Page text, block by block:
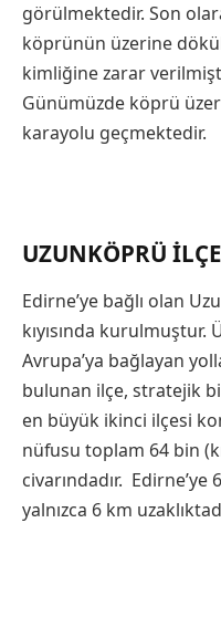
görülmektedir. Son
köprünün üzerine
kimliğine zarar
Günümüzde köprü
karayolu geçmektedir.
UZUNKÖPRÜ
Edirne’ye bağlı olan
kıyısında kurulmuştur.
Avrupa’ya bağlayan
bulunan ilçe, stratejik
en büyük ikinci ilçesi
nüfusu toplam 64 bin
civarındadır. Edirne’ye
yalnızca 6 km